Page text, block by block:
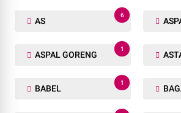
AS
6
ASPAL GORENG
1
BABEL
1